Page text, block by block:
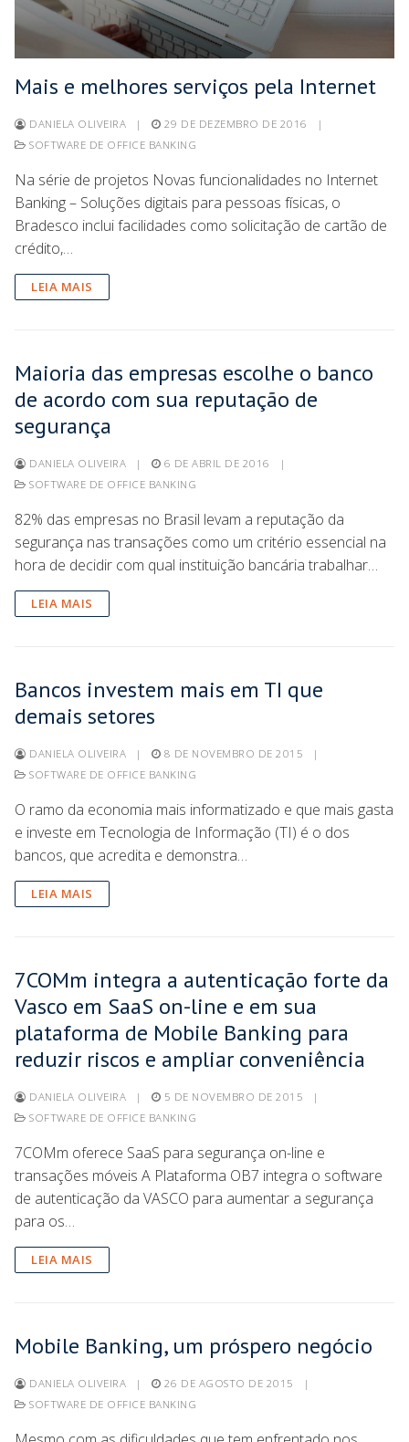
Mais e melhores serviços pela Internet
DANIELA OLIVEIRA | 29 DE DEZEMBRO DE 2016
|
SOFTWARE DE OFFICE BANKING
Na série de projetos Novas funcionalidades no Internet
Banking – Soluções digitais para pessoas físicas, o
Bradesco inclui facilidades como solicitação de cartão de
crédito,…
LEIA MAIS
Maioria das empresas escolhe o banco
de acordo com sua reputação de
segurança
DANIELA OLIVEIRA | 6 DE ABRIL DE 2016
|
SOFTWARE DE OFFICE BANKING
82% das empresas no Brasil levam a reputação da
segurança nas transações como um critério essencial na
hora de decidir com qual instituição bancária trabalhar…
LEIA MAIS
Bancos investem mais em TI que
demais setores
DANIELA OLIVEIRA | 8 DE NOVEMBRO DE 2015
|
SOFTWARE DE OFFICE BANKING
O ramo da economia mais informatizado e que mais gasta
e investe em Tecnologia de Informação (TI) é o dos
bancos, que acredita e demonstra…
LEIA MAIS
7COMm integra a autenticação forte da
Vasco em SaaS on-line e em sua
plataforma de Mobile Banking para
reduzir riscos e ampliar conveniência
DANIELA OLIVEIRA | 5 DE NOVEMBRO DE 2015
|
SOFTWARE DE OFFICE BANKING
7COMm oferece SaaS para segurança on-line e
transações móveis A Plataforma OB7 integra o software
de autenticação da VASCO para aumentar a segurança
para os…
LEIA MAIS
Mobile Banking, um próspero negócio
DANIELA OLIVEIRA | 26 DE AGOSTO DE 2015
|
SOFTWARE DE OFFICE BANKING